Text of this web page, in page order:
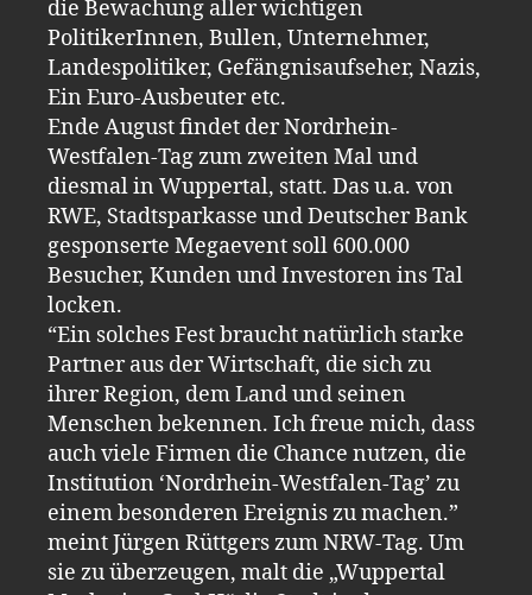
die Bewachung aller wichtigen
PolitikerInnen, Bullen, Unternehmer,
Landespolitiker, Gefängnisaufseher, Nazis,
Ein Euro-Ausbeuter etc.
Ende August findet der Nordrhein-
Westfalen-Tag zum zweiten Mal und
diesmal in Wuppertal, statt. Das u.a. von
RWE, Stadtsparkasse und Deutscher Bank
gesponserte Megaevent soll 600.000
Besucher, Kunden und Investoren ins Tal
locken.
“Ein solches Fest braucht natürlich starke
Partner aus der Wirtschaft, die sich zu
ihrer Region, dem Land und seinen
Menschen bekennen. Ich freue mich, dass
auch viele Firmen die Chance nutzen, die
Institution ‘Nordrhein-Westfalen-Tag’ zu
einem besonderen Ereignis zu machen.”
meint Jürgen Rüttgers zum NRW-Tag. Um
sie zu überzeugen, malt die „Wuppertal